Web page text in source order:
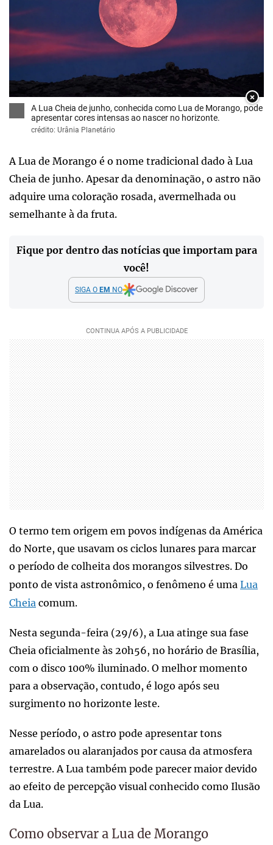
×
A Lua Cheia de junho, conhecida como Lua de Morango, pode
apresentar cores intensas ao nascer no horizonte.
crédito: Urânia Planetário
A Lua de Morango é o nome tradicional dado à Lua
Cheia de junho. Apesar da denominação, o astro não
adquire uma coloração rosada, avermelhada ou
semelhante à da fruta.
Fique por dentro das notícias que importam para
você!
SIGA O EM NO
O termo tem origem em povos indígenas da América
do Norte, que usavam os ciclos lunares para marcar
o período de colheita dos morangos silvestres. Do
ponto de vista astronômico, o fenômeno é uma Lua
Cheia comum.
Nesta segunda-feira (29/6), a Lua atinge sua fase
Cheia oficialmente às 20h56, no horário de Brasília,
com o disco 100% iluminado. O melhor momento
para a observação, contudo, é logo após seu
surgimento no horizonte leste.
Nesse período, o astro pode apresentar tons
amarelados ou alaranjados por causa da atmosfera
terrestre. A Lua também pode parecer maior devido
ao efeito de percepção visual conhecido como Ilusão
da Lua.
Como observar a Lua de Morango